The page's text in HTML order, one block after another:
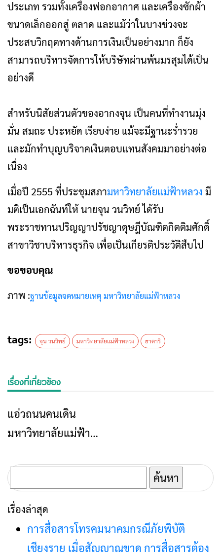
ประเภท รวมทั้งเครื่องฟอกอากาศ และเครื่องซักผ้า
ขนาดเล็กออกสู่ ตลาด และแม้ว่าในบางช่วงจะ
ประสบวิกฤตทางด้านการเงินเป็นอย่างมาก ก็ยัง
สามารถบริหารจัดการให้บริษัทผ่านพ้นมรสุมได้เป็น
อย่างดี
สำหรับนิสัยส่วนตัวของอากงจุน เป็นคนที่ทำงานมุ่ง
มั่น สมถะ ประหยัด เรียบง่าย แม้จะมีฐานะร่ำรวย
และมักทำบุญบริจาคเงินตอบแทนสังคมมาอย่างต่อ
เนื่อง
เมื่อปี 2555 ที่ประชุมสภามหาวิทยาลัยแม่ฟ้าหลวง มี
มติเป็นเอกฉันท์ให้ นายจุน วนวิทย์ ได้รับ
พระราชทานปริญญาปรัชญาดุษฎีบัณฑิตกิตติมศักดิ์
สาขาวิชาบริหารธุรกิจ เพื่อเป็นเกียรติประวัติสืบไป
ขอขอบคุณ
ภาพ :ฐานข้อมูลจดหมายเหตุ มหาวิทยาลัยแม่ฟ้าหลวง
tags: จุน วนวิทย์ มหาวิทยาลัยแม่ฟ้าหลวง ฮาตาริ
เรื่องที่เกี่ยวข้อง
แอ่วถนนคนเดิน
มหาวิทยาลัยแม่ฟ้า
มหาวิทยาลัย
ค้นหา
สำหรับ:
เรื่องล่าสุด
การสื่อสารโทรคมนาคมกรณีภัยพิบัติ
เชียงราย เมื่อสัญญาณขาด การสื่อสารต้อง